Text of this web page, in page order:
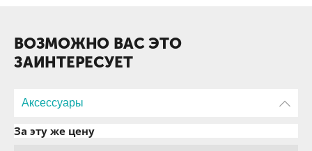
ВОЗМОЖНО ВАС ЭТО
ЗАИНТЕРЕСУЕТ
Аксессуары
За эту же цену